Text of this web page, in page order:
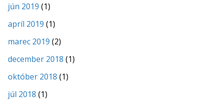
jún 2019 (1)
apríl 2019 (1)
marec 2019 (2)
december 2018 (1)
október 2018 (1)
júl 2018 (1)